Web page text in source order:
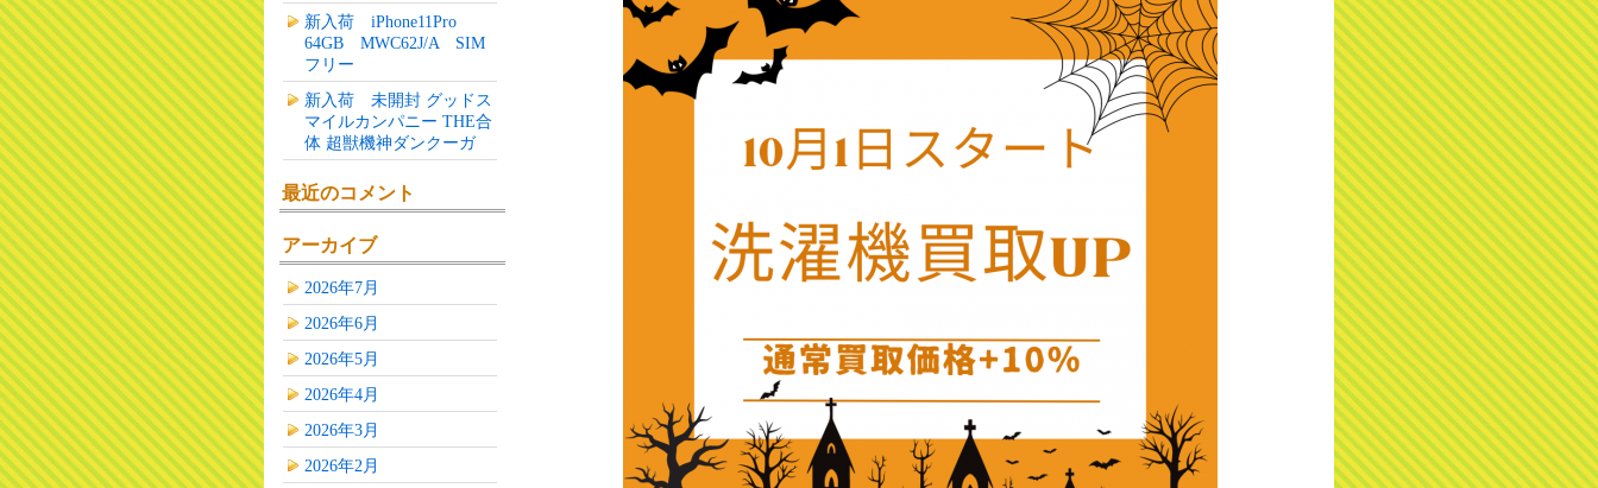
新入荷 iPhone11Pro
64GB MWC62J/A SIM
フリー
新入荷 未開封 グッドス
マイルカンパニー THE合
体 超獣機神ダンクーガ
最近のコメント
アーカイブ
2026年7月
2026年6月
2026年5月
2026年4月
2026年3月
2026年2月